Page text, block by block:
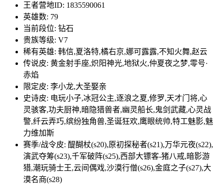
王者营地ID: 1835590061
英雄数: 79
当前段位: 钻石
贵族等级: V7
稀有英雄: 韩信,夏洛特,橘右京,娜可露露,不知火舞,赵云
传说皮: 黄金射手座,炽阳神光,地狱火,仲夏夜之梦,零号·
赤焰
限定皮: 李小龙,大圣娶亲
史诗皮: 电玩小子,冰冠公主,逐浪之夏,修罗,天才门将,心
灵骇客,功夫厨神,暗隐猎兽者,幽灵船长,鬼剑武藏,心灵战
警,纤云弄巧,缤纷独角兽,圣诞狂欢,鹰眼统帅,特工魅影,魅
力维加斯
赛季/战令皮: 醍醐杖(s20),原初探秘者(s21),万华元夜(s22),
演武夺筹(s23),千军破阵(s25),西部大镖客-猪八戒,暗影游
猎,潮玩骑士王,云间偶戏,沙漠行僧(s26),金庭之子(s27),大
漠名商(s28)